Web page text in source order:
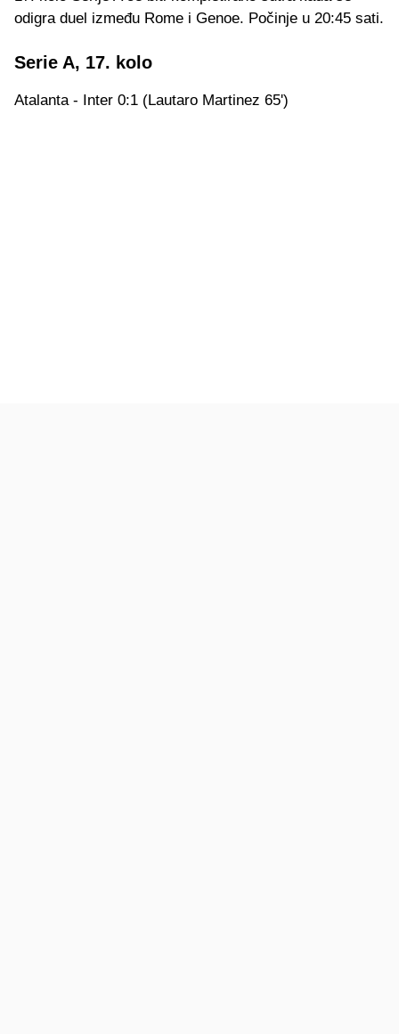
odigra duel između Rome i Genoe. Počinje u 20:45 sati.
Serie A, 17. kolo
Atalanta - Inter 0:1 (Lautaro Martinez 65')